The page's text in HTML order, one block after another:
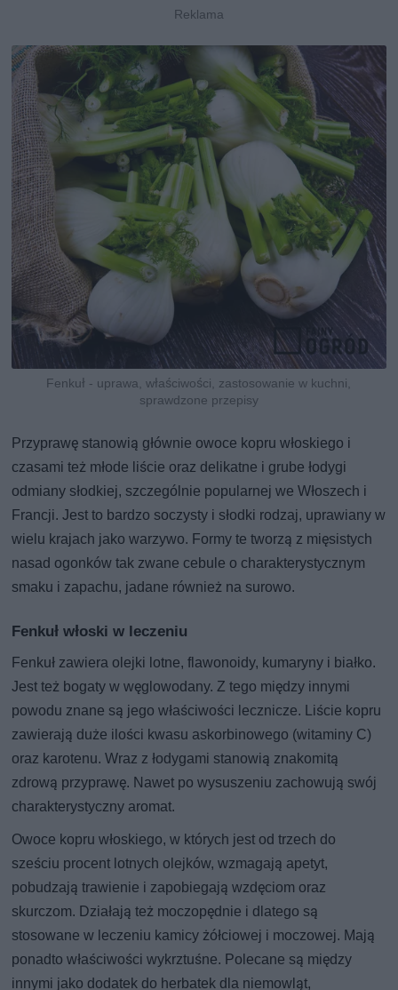
Fenkuł - uprawa, właściwości, zastosowanie w kuchni,
sprawdzone przepisy
Przyprawę stanowią głównie owoce kopru włoskiego i
czasami też młode liście oraz delikatne i grube łodygi
odmiany słodkiej, szczególnie popularnej we Włoszech i
Francji. Jest to bardzo soczysty i słodki rodzaj, uprawiany w
wielu krajach jako warzywo. Formy te tworzą z mięsistych
nasad ogonków tak zwane cebule o charakterystycznym
smaku i zapachu, jadane również na surowo.
Fenkuł włoski w leczeniu
Fenkuł zawiera olejki lotne, flawonoidy, kumaryny i białko.
Jest też bogaty w węglowodany. Z tego między innymi
powodu znane są jego właściwości lecznicze. Liście kopru
zawierają duże ilości kwasu askorbinowego (witaminy C)
oraz karotenu. Wraz z łodygami stanowią znakomitą
zdrową przyprawę. Nawet po wysuszeniu zachowują swój
charakterystyczny aromat.
Owoce kopru włoskiego, w których jest od trzech do
sześciu procent lotnych olejków, wzmagają apetyt,
pobudzają trawienie i zapobiegają wzdęciom oraz
skurczom. Działają też moczopędnie i dlatego są
stosowane w leczeniu kamicy żółciowej i moczowej. Mają
ponadto właściwości wykrztuśne. Polecane są między
innymi jako dodatek do herbatek dla niemowląt,